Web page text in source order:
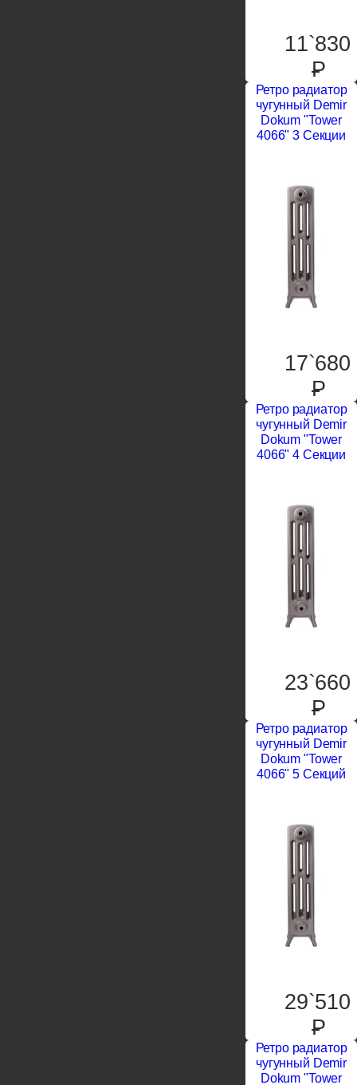
11`830
P
Ретро радиатор
чугунный Demir
Dokum "Tower
4066" 3 Секции
17`680
P
Ретро радиатор
чугунный Demir
Dokum "Tower
4066" 4 Секции
23`660
P
Ретро радиатор
чугунный Demir
Dokum "Tower
4066" 5 Секций
29`510
P
Ретро радиатор
чугунный Demir
Dokum "Tower